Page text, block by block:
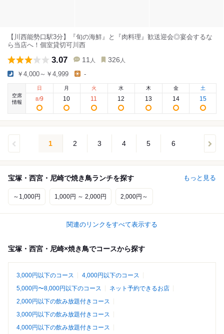
【川西能勢口駅3分】『旬の海鮮』と『肉料理』歓送迎会◎宴会するな
ら当店へ！個室貸切可川西
3.07 11 人 326 人
￥4,000～￥4,999 -
空席
情報
日
8/9
月
10
火
11
水
12
木
13
金
14
土
15
1 2 3 4 5 6
宝塚・西宮・尼崎で焼き鳥ランチを探す もっと見る
～1,000円 1,000円 ～ 2,000円 2,000円～
関連のリンクをすべて表示する
宝塚・西宮・尼崎×焼き鳥でコースから探す
3,000円以下のコース
4,000円以下のコース
5,000円〜8,000円以下のコース
ネット予約できるお店
2,000円以下の飲み放題付きコース
3,000円以下の飲み放題付きコース
4,000円以下の飲み放題付きコース